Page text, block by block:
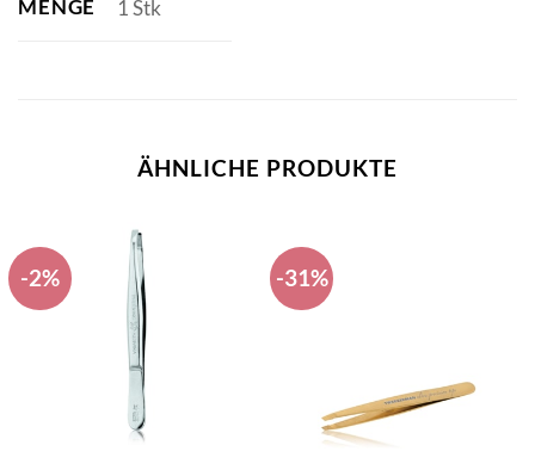
MENGE 1 Stk
ÄHNLICHE PRODUKTE
-2% -31%